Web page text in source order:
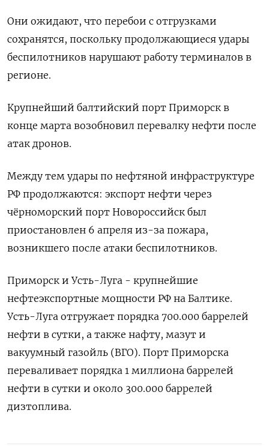
Они ​ожидают, что ​перебои с ‌отгрузками
сохранятся, поскольку продолжающиеся удары
беспилотников нарушают работу ​терминалов в
регионе.
Крупнейший балтийский порт Приморск в
конце марта возобновил перевалку нефти после
атак дронов.
Между тем удары по нефтяной инфраструктуре
РФ продолжаются: экспорт нефти через
чёрноморский порт Новороссийск был
приостановлен 6 апреля из-за пожара, ​
возникшего после атаки беспилотников.
Приморск ⁠и Усть-Луга - крупнейшие
нефтеэкспортные мощности РФ на Балтике.
Усть-Луга отгружает порядка ‌700.000 баррелей
нефти в сутки, а также ‌нафту, мазут и
вакуумный газойль (ВГО). Порт Приморска
переваливает порядка ​1 миллиона баррелей
нефти в сутки и ‌около 300.000 баррелей
дизтоплива.